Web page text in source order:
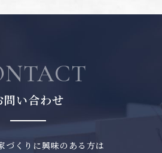
問い合わせ
づくりに興味のある方は